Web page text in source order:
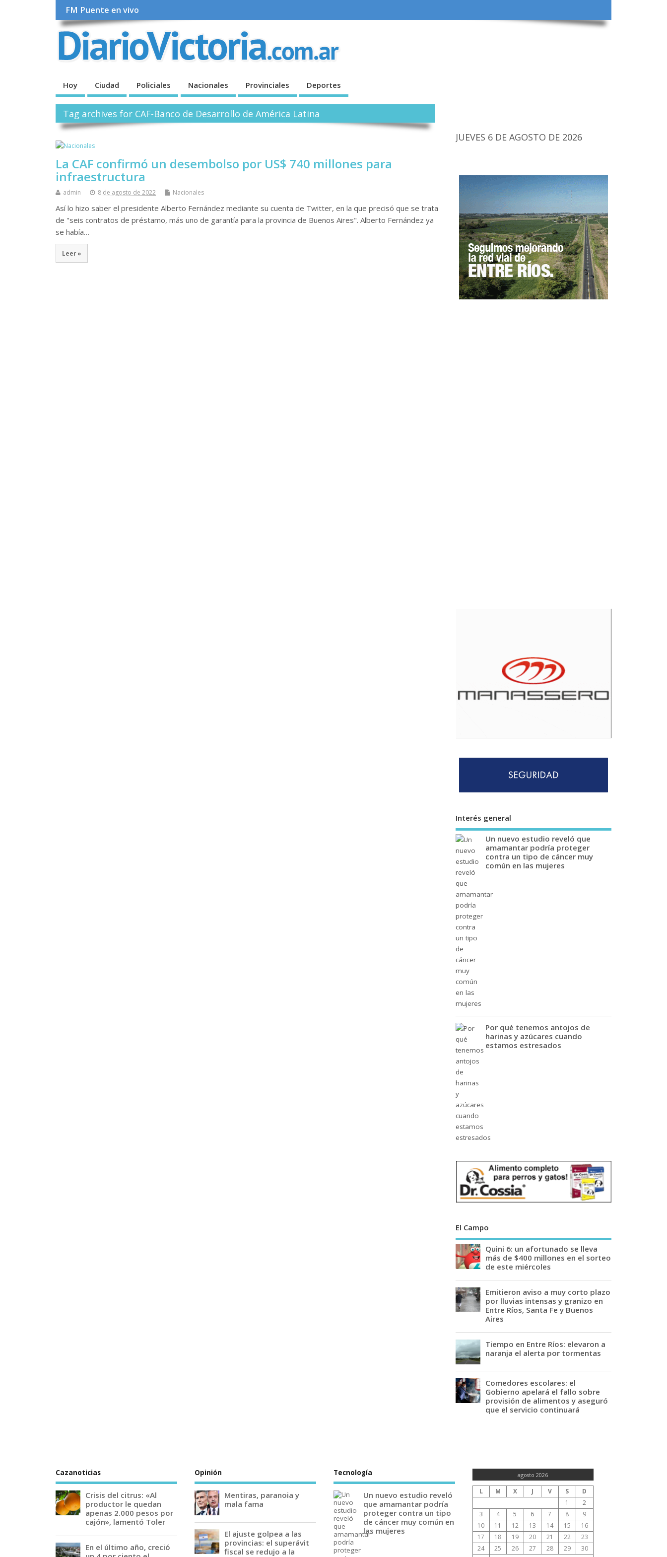
FM Puente en vivo
Hoy Ciudad Policiales Nacionales Provinciales Deportes
Tag archives for CAF-Banco de Desarrollo de América Latina
La CAF confirmó un desembolso por US$ 740 millones para
infraestructura
admin 8 de agosto de 2022 Nacionales
Así lo hizo saber el presidente Alberto Fernández mediante su cuenta de Twitter, en la que precisó que se trata
de "seis contratos de préstamo, más uno de garantía para la provincia de Buenos Aires". Alberto Fernández ya
se había…
Leer »
JUEVES 6 DE AGOSTO DE 2026
Interés general
Un nuevo estudio reveló que
amamantar podría proteger
contra un tipo de cáncer muy
común en las mujeres
Por qué tenemos antojos de
harinas y azúcares cuando
estamos estresados
El Campo
Quini 6: un afortunado se lleva
más de $400 millones en el sorteo
de este miércoles
Emitieron aviso a muy corto plazo
por lluvias intensas y granizo en
Entre Ríos, Santa Fe y Buenos
Aires
Tiempo en Entre Ríos: elevaron a
naranja el alerta por tormentas
Comedores escolares: el
Gobierno apelará el fallo sobre
provisión de alimentos y aseguró
que el servicio continuará
Cazanoticias
Crisis del citrus: «Al
productor le quedan
apenas 2.000 pesos por
cajón», lamentó Toler
En el último año, creció
Opinión
Mentiras, paranoia y
mala fama
El ajuste golpea a las
provincias: el superávit
fiscal se redujo a la
Tecnología
Un nuevo estudio reveló
que amamantar podría
proteger contra un tipo
de cáncer muy común en
las mujeres
agosto 2026
L M X J V S
D
1
2
3
4 5 6 7 8
9
10
11 12 13 14 15
16
17
18 19 20 21 22
23
24
25 26 27 28 29
30